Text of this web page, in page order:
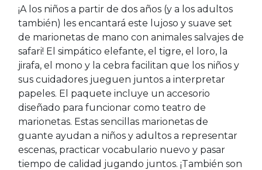
¡A los niños a partir de dos años (y a los adultos
también) les encantará este lujoso y suave set
de marionetas de mano con animales salvajes de
safari! El simpático elefante, el tigre, el loro, la
jirafa, el mono y la cebra facilitan que los niños y
sus cuidadores jueguen juntos a interpretar
papeles. El paquete incluye un accesorio
diseñado para funcionar como teatro de
marionetas. Estas sencillas marionetas de
guante ayudan a niños y adultos a representar
escenas, practicar vocabulario nuevo y pasar
tiempo de calidad jugando juntos. ¡También son